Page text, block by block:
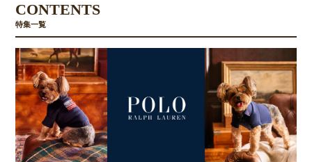
CONTENTS
特集一覧